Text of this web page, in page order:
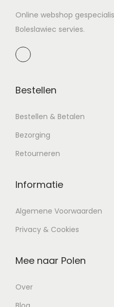
Online webshop
Boleslawiec servies.
Bestellen
Bestellen & Betalen
Bezorging
Retourneren
Informatie
Algemene Voorwaarden
Privacy & Cookies
Mee naar Polen
Over